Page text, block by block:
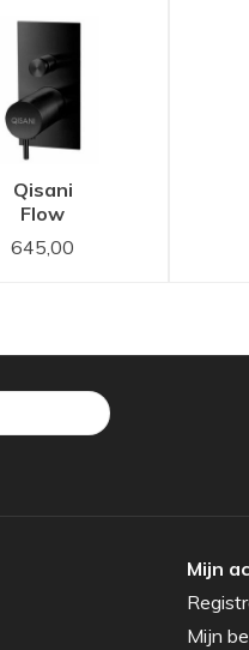
Qisani
Flow
thermostatische
inbouwkraan
Gecoat
645,00
Mijn
Mijn